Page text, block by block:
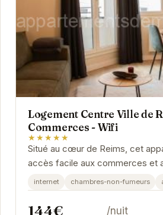
Logement Centre Ville de
Commerces - Wifi
★★★★★
Situé au cœur de Reims, cet
accès facile aux commerces et
ville. Avec une connexion Wifi
internet chambres-non-fumeurs
144€ /nuit